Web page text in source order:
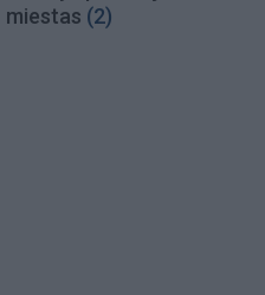
miestas (2)